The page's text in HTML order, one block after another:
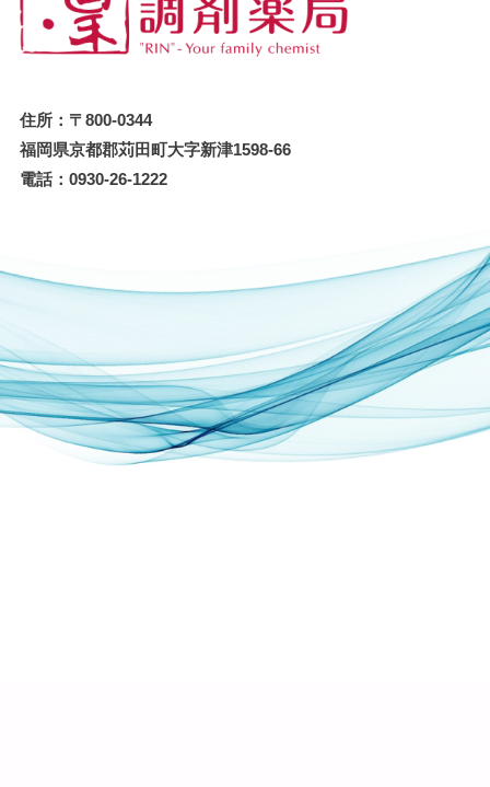
住所：〒800-0344
福岡県京都郡苅田町大字新津1598-66
電話：0930-26-1222